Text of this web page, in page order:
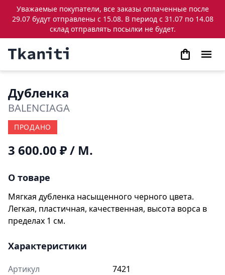
Уважаемые покупатели, все заказы оплаченные после
29.07 будут отправлены с 15.08. В период с 31.07 по 14.08
склад отправлять посылки не будет.
Дубленка
BALENCIAGA
ПРОДАНО
3 600.00 ₽/ М.
О товаре
Мягкая дубленка насыщенного черного цвета.
Легкая, пластичная, качественная, высота ворса в
пределах 1 см.
Характеристики
Артикул
7421